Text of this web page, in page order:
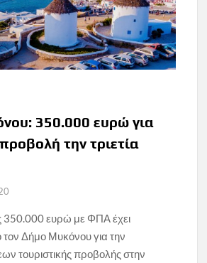
350.000 ευρώ για
την τριετία
350.000 ευρώ με ΦΠΑ έχει
τον Δήμο Μυκόνου για την
τουριστικής προβολής στην